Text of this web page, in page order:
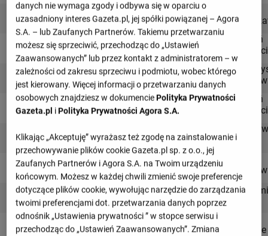
Paweł Wszołek
Benjamin Mendy
Pogoń
Miki Villar
Kraków
Paul Mukairu
Pogoń
Jakub Sypek
Widzew
Łódź
Angel Rodado
Kraków
Luquinhas
Ivan Lima
Gliwice
danych nie wymaga zgody i odbywa się w oparciu o
uzasadniony interes Gazeta.pl, jej spółki powiązanej – Agora
S.A. – lub Zaufanych Partnerów. Takiemu przetwarzaniu
możesz się sprzeciwić, przechodząc do „Ustawień
Zaawansowanych” lub przez kontakt z administratorem – w
zależności od zakresu sprzeciwu i podmiotu, wobec którego
jest kierowany. Więcej informacji o przetwarzaniu danych
osobowych znajdziesz w dokumenciePolityka Prywatności
Gazeta.pl iPolityka Prywatności Agora S.A.
Klikając „Akceptuję” wyrażasz też zgodę na zainstalowanie i
przechowywanie plików cookie Gazeta.pl sp. z o.o., jej
Zaufanych Partnerów i Agora S.A. na Twoim urządzeniu
końcowym. Możesz w każdej chwili zmienić swoje preferencje
dotyczące plików cookie, wywołując narzędzie do zarządzania
twoimi preferencjami dot. przetwarzania danych poprzez
odnośnik „Ustawienia prywatności ” w stopce serwisu i
przechodząc do „Ustawień Zaawansowanych”. Zmiana